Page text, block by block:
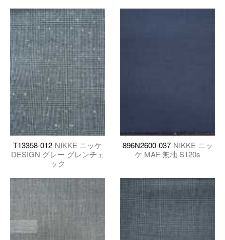
T13358-012 NIKKE ニッケ
DESIGN グレー グレンチェ
ック
896N2600-037 NIKKE ニッ
ケ MAF 無地 S120s